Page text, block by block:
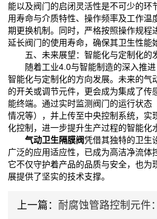
能以及阀门的启闭灵活性是不可少的环
用寿命与介质特性、操作频率及工作温
期更换机制。同时，严格按照操作规程
延长阀门的使用寿命，确保其卫生性能
五、未来展望：智能化与定制化的
随着工业4.0与智能制造的深入推进
智能化与定制化的方向发展。未来的气
的开关或调节元件，更会成为集成了传
能终端。通过实时监测阀门的运行状态
情况等），并上传至中央控制系统，实
化控制，进一步提升生产过程的智能化
气动卫生隔膜阀凭借其独特的卫生
广泛的应用适应性，已成为高洁净流体
它不仅守护着产品的品质与安全，也为
展提供了坚实的技术支撑。
上一篇： 耐腐蚀管路控制元件：气动